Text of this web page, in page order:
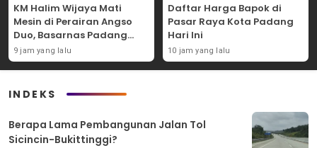
KM Halim Wijaya Mati
Mesin di Perairan Angso
Duo, Basarnas Padang
Evakuasi Dua ABK Selamat
9 jam yang lalu
Daftar Harga Bapok di
Pasar Raya Kota Padang
Hari Ini
10 jam yang lalu
INDEKS
Berapa Lama Pembangunan Jalan Tol
Sicincin-Bukittinggi?